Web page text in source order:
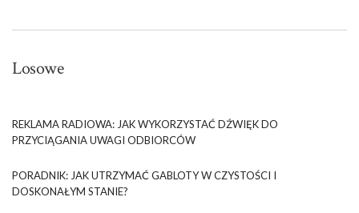
Losowe
REKLAMA RADIOWA: JAK WYKORZYSTAĆ DŹWIĘK DO
PRZYCIĄGANIA UWAGI ODBIORCÓW
PORADNIK: JAK UTRZYMAĆ GABLOTY W CZYSTOŚCI I
DOSKONAŁYM STANIE?